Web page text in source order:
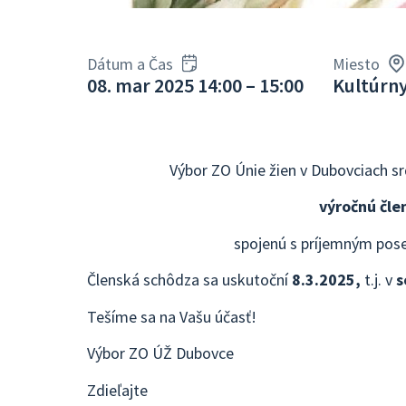
Dátum a Čas
08. mar 2025 14:00 – 15:00
Miesto
Výbor ZO Únie žien v Dubovciach
výročnú
spojenú s príjemným
Členská schôdza sa uskutoční8.3.2025, t.j. v
Tešíme sa na Vašu účasť!
Výbor ZO ÚŽ Dubovce
Zdieľajte